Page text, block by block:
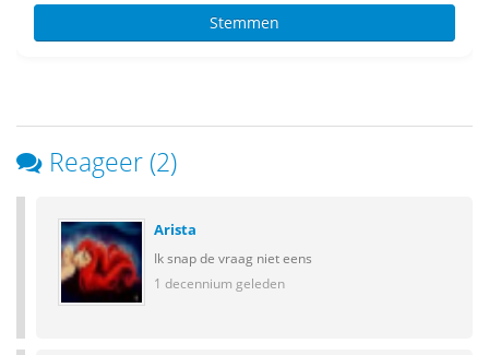
Reageer (2)
Arista
Ik snap de vraag niet eens
1 decennium geleden